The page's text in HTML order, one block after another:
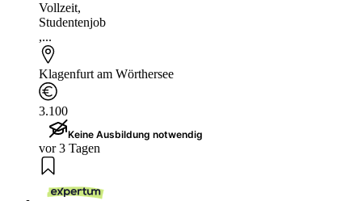
Vollzeit,
Studentenjob
,...
Klagenfurt am Wörthersee
3.100
Keine Ausbildung notwendig
vor 3 Tagen